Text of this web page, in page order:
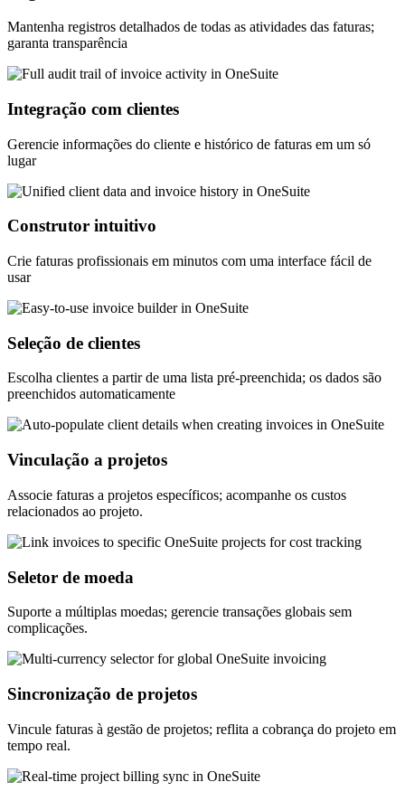
Mantenha registros detalhados de todas as atividades das faturas;
garanta transparência
Integração com clientes
Gerencie informações do cliente e histórico de faturas em um só
lugar
Construtor intuitivo
Crie faturas profissionais em minutos com uma interface fácil de
usar
Seleção de clientes
Escolha clientes a partir de uma lista pré-preenchida; os dados são
preenchidos automaticamente
Vinculação a projetos
Associe faturas a projetos específicos; acompanhe os custos
relacionados ao projeto.
Seletor de moeda
Suporte a múltiplas moedas; gerencie transações globais sem
complicações.
Sincronização de projetos
Vincule faturas à gestão de projetos; reflita a cobrança do projeto em
tempo real.